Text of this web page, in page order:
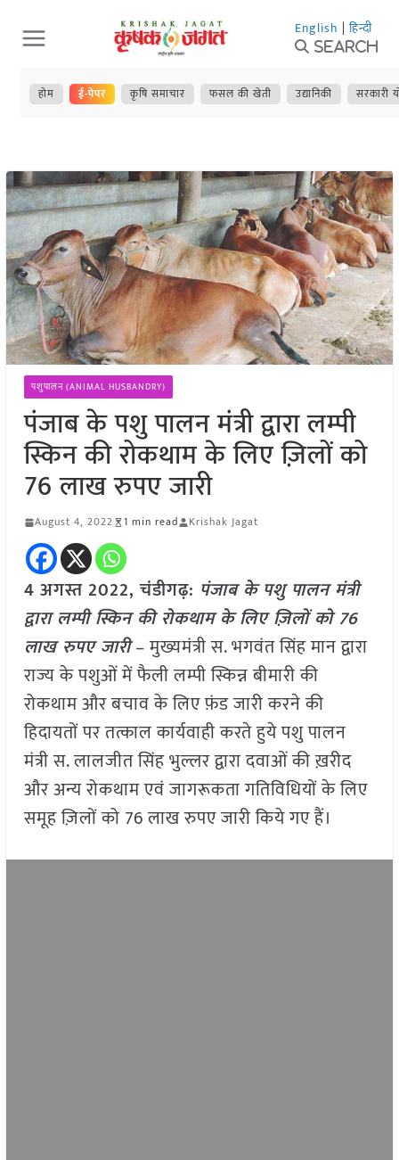
Skip
to
content
English | हिन्दी
Search
होम ई-पेपर कृषि समाचार फसल की खेती उद्यानिकी सरकारी
पशुपालन (ANIMAL HUSBANDRY)
पंजाब के पशु पालन मंत्री द्वारा लम्पी
स्किन की रोकथाम के लिए ज़िलों को
76 लाख रुपए जारी
August 4, 2022 1 min read Krishak Jagat
4 अगस्त 2022, चंडीगढ़: पंजाब के पशु पालन मंत्री
द्वारा लम्पी स्किन की रोकथाम के लिए ज़िलों को 76
लाख रुपए जारी– मुख्यमंत्री स. भगवंत सिंह मान द्वारा
राज्य के पशुओं में फैली लम्पी स्किन्न बीमारी की
रोकथाम और बचाव के लिए फ़ंड जारी करने की
हिदायतों पर तत्काल कार्यवाही करते हुये पशु पालन
मंत्री स. लालजीत सिंह भुल्लर द्वारा दवाओं की ख़रीद
और अन्य रोकथाम एवं जागरूकता गतिविधियों के लिए
समूह ज़िलों को 76 लाख रुपए जारी किये गए हैं।